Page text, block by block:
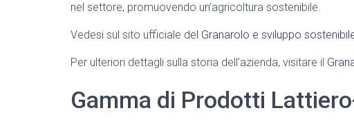
nel settore, promuovendo un’agricoltura sostenibile.
Vedesi sul sito ufficiale del Granarolo e sviluppo
Per ulteriori dettagli sulla storia dell’azienda, visitare il
Gamma di Prodotti